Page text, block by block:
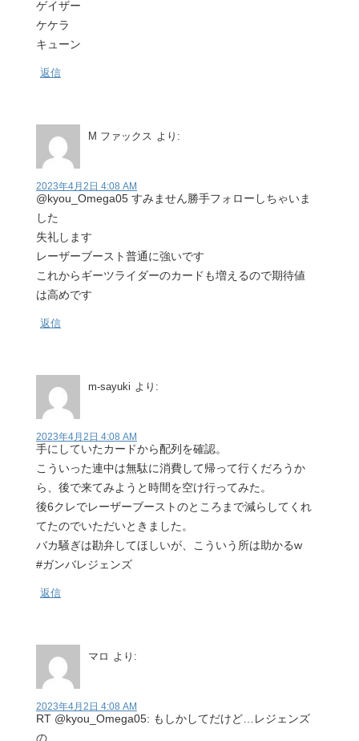
ゲイザー
ケケラ
キューン
返信
M ファックス より:
2023年4月2日 4:08 AM
@kyou_Omega05 すみません勝手フォローしちゃいま
した
失礼します
レーザーブースト普通に強いです
これからギーツライダーのカードも増えるので期待値
は高めです
返信
m-sayuki より:
2023年4月2日 4:08 AM
手にしていたカードから配列を確認。
こういった連中は無駄に消費して帰って行くだろうか
ら、後で来てみようと時間を空け行ってみた。
後6クレでレーザーブーストのところまで減らしてくれ
てたのでいただいときました。
バカ騒ぎは勘弁してほしいが、こういう所は助かるw
#ガンバレジェンズ
返信
マロ より:
2023年4月2日 4:08 AM
RT @kyou_Omega05: もしかしてだけど…レジェンズ
の